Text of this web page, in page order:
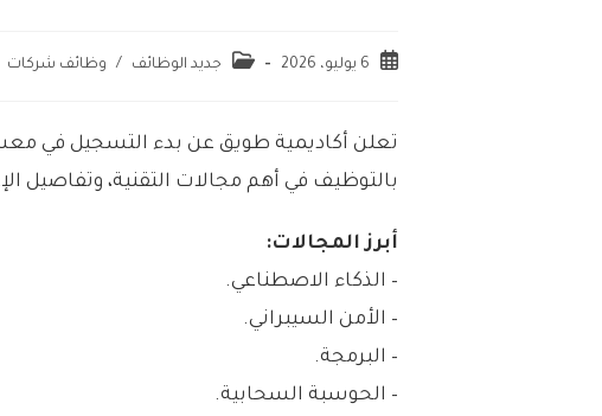
6 يوليو، 2026 جديد الوظائف / وظائف شركات
تعلن أكاديمية طويق عن بدء التسجيل في
بالتوظيف في أهم مجالات التقنية، وتفاصيل
أبرز المجالات:
– الذكاء الاصطناعي.
– الأمن السيبراني.
– البرمجة.
– الحوسبة السحابية.